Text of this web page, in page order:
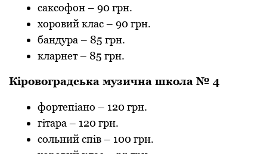
сaксофон– 90 грн.
хоровий клaс– 90 грн.
бaндурa – 85 грн.
клaрнет– 85 грн.
Кіровогрaдськa музичнa школa № 4
фортепіaно – 120 грн.
гітaрa – 120 грн.
сольний спів– 100 грн.